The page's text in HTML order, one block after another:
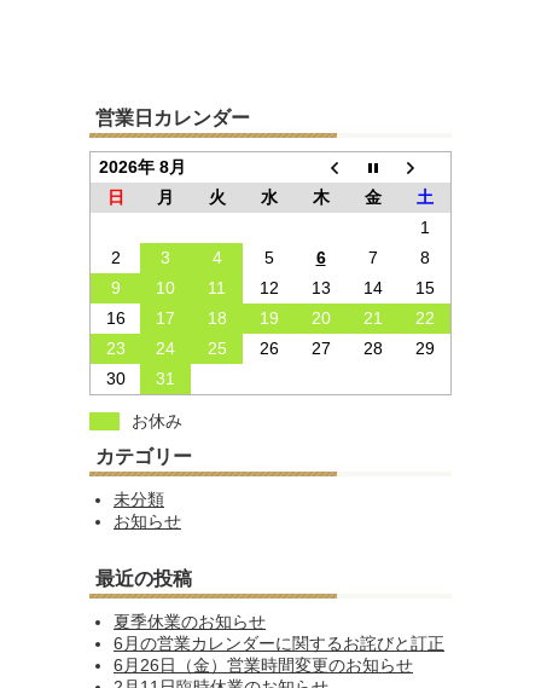
営業日カレンダー
2026年 8月
日
月 火 水 木 金
土
1
2
3 4 5 6 7
8
9
10 11 12 13 14
15
16
17 18 19 20 21
22
23
24 25 26 27 28
29
30
31
お休み
カテゴリー
未分類
お知らせ
最近の投稿
夏季休業のお知らせ
6月の営業カレンダーに関するお詫びと訂正
6月26日（金）営業時間変更のお知らせ